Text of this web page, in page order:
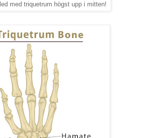
med triquetrum högst upp i mitten!